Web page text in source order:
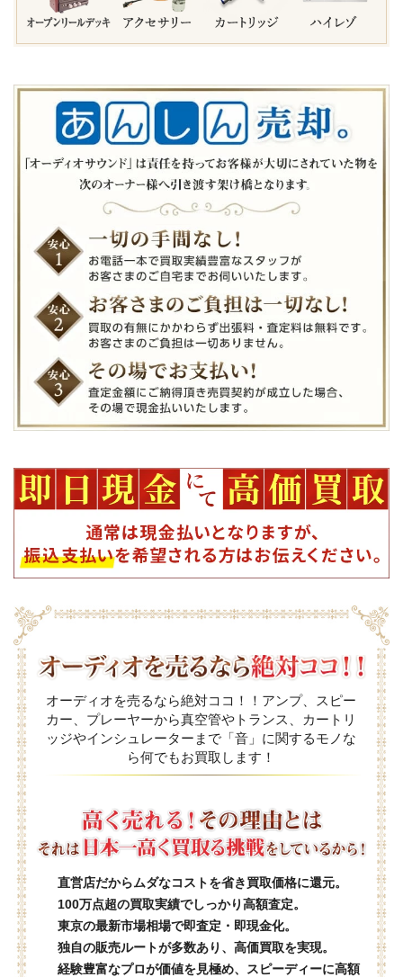
オーディオを売るなら絶対ココ！！アンプ、スピー
カー、プレーヤーから真空管やトランス、カートリ
ッジやインシュレーターまで「音」に関するモノな
ら何でもお買取します！
直営店だからムダなコストを省き買取価格に還元。
100万点超の買取実績でしっかり高額査定。
東京の最新市場相場で即査定・即現金化。
独自の販売ルートが多数あり、高価買取を実現。
経験豊富なプロが価値を見極め、スピーディーに高額